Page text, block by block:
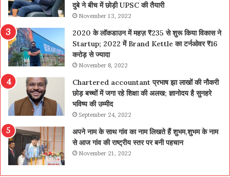
दुबे ने बीच में छोड़ी UPSC की तैयारी
November 13, 2022
2020 के लॉकडाउन में महज़ ₹235 से शुरू किया विकास ने
Startup; 2022 में Brand Kettle का टर्नओवर ₹16
करोड़ से ज्यादा
November 8, 2022
Chartered accountant प्रभाष झा लाखों की नौकरी
छोड़ बच्चों में जगा रहे शिक्षा की अलख; ज्ञानोदय है सुनहरे
भविष्य की उम्मीद
September 24, 2022
अपने नाम के साथ गांव का नाम लिखते हैं शुभम,शुभम के नाम
से आज गांव की राष्ट्रीय स्तर पर बनी पहचान
November 21, 2022